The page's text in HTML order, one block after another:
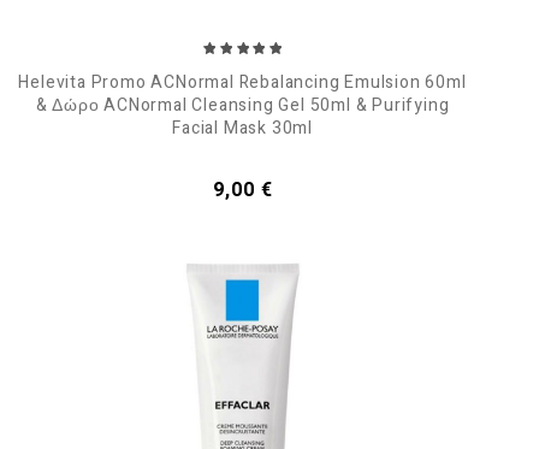
Helevita Promo ACNormal Rebalancing Emulsion 60ml
& Δώρο ACNormal Cleansing Gel 50ml & Purifying
Facial Mask 30ml
Τιμή
9,00 €